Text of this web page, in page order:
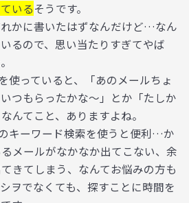
いるそうです。
かに書いたはずなんだけど…なん
るので、思い当たりすぎてやば
使っていると、「あのメールちょ
つもらったかな～」とか「たしか
んてこと、ありますよね。
キーワード検索を使うと便利…か
メールがなかなか出てこない、余
きてしまう、なんてお悩みの方も
ヲでなくても、探すことに時間を